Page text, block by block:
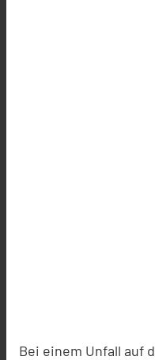
Bei einem Unfall auf